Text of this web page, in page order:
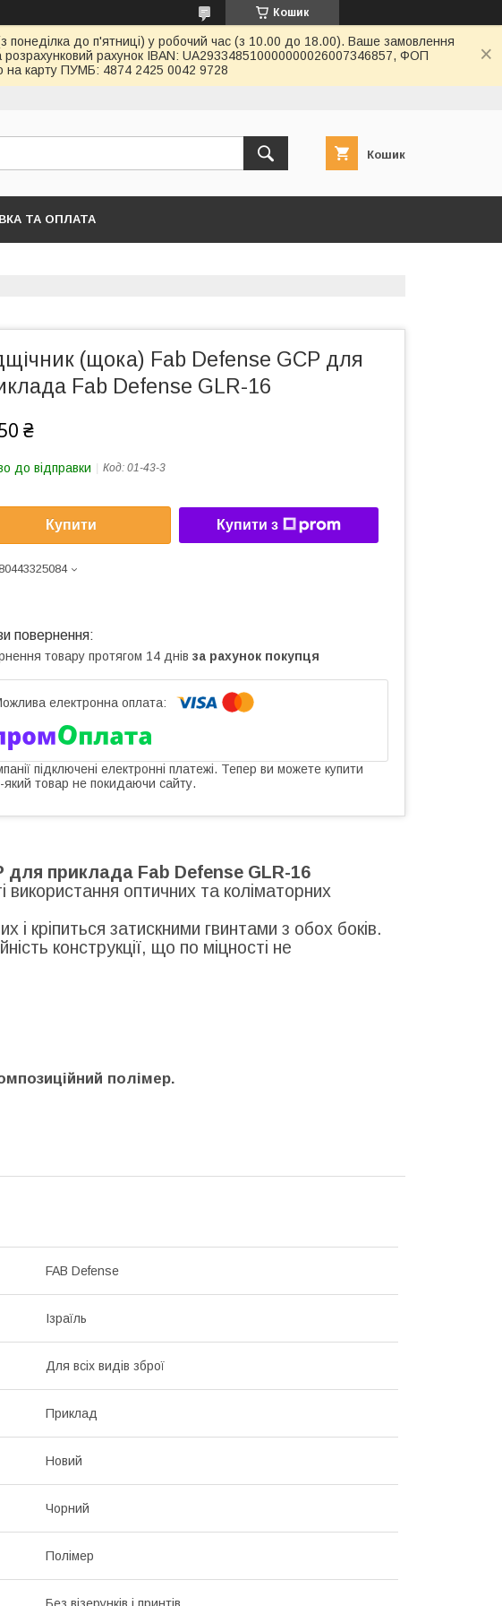
Кошик
понеділка до п'ятниці) у робочий час (з 10.00 до 18.00). Ваше замовлення
рахунок IBAN: UA293348510000000026007346857, ФОП
карту ПУМБ: 4874 2425 0042 9728
Кошик
ТА ОПЛАТА
(щока) Fab Defense GCP для
Fab Defense GLR-16
₴
до відправки Код: 01-43-3
Купити Купити з
товару протягом 14 днів за рахунок покупця
підключені електронні платежі. Тепер ви можете купити
який товар не покидаючи сайту.
приклада Fab Defense GLR-16
оптичних та коліматорних
кріпиться затискними гвинтами з обох боків.
конструкції, що по міцності не
полімер.
FAB Defense
Ізраїль
Для всіх видів зброї
Приклад
Новий
Чорний
Полімер
Без візерунків і принтів